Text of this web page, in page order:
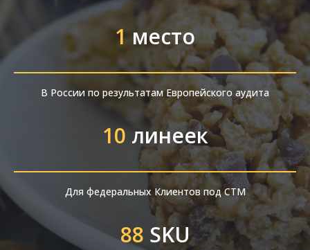
1 место
В России по результатам Европейского аудита
10 линеек
Для федеральных Клиентов под СТМ
88 SKU